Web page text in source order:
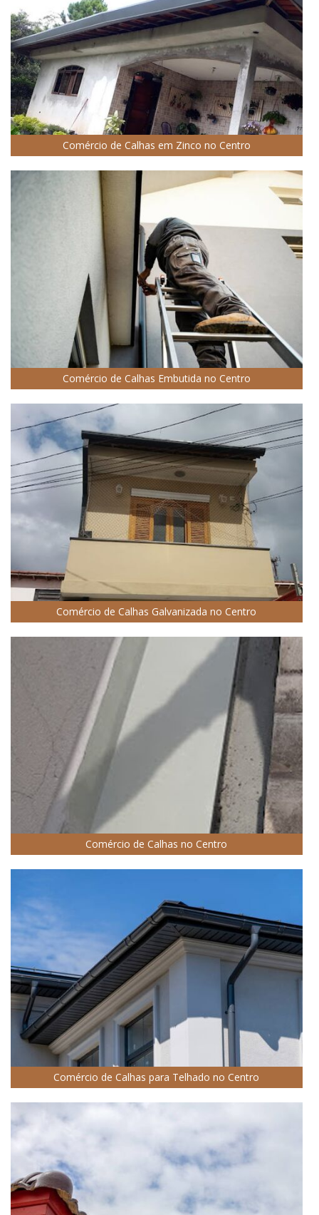
Comércio de Calhas em Zinco no Centro
Comércio de Calhas Embutida no Centro
Comércio de Calhas Galvanizada no Centro
Comércio de Calhas no Centro
Comércio de Calhas para Telhado no Centro